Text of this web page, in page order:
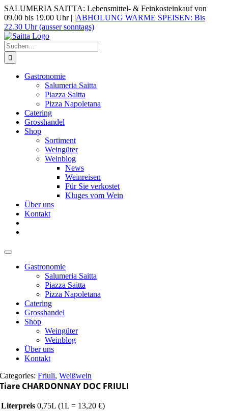
Zum
Inhalt
springen
SALUMERIA SAITTA: Lebensmittel- & Feinkosteinkauf von
09.00 bis 19.00 Uhr | |ABHOLUNG WARME SPEISEN: Bis
22.30 Uhr (ausser sonntags)
Suche
nach:
Gastronomie
Salumeria Saitta
Piazza Saitta
Pizza Napoletana
Catering
Grosshandel
Shop
Sortiment
Weingüter
Weinblog
News
Weinreisen
Für Sie verkostet
Kluges vom Wein
Über uns
Kontakt
Gastronomie
Salumeria Saitta
Piazza Saitta
Pizza Napoletana
Catering
Grosshandel
Shop
Weingüter
Weinblog
Über uns
Kontakt
Categories:Friuli,Weißwein
Tiare CHARDONNAY DOC FRIULI
Literpreis 0,75L (1L = 13,20 €)